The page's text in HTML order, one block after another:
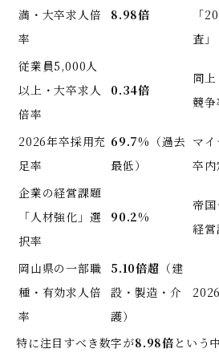
満・大卒求人倍
率
8.98倍
「
査」
従業員5,000人
以上・大卒求人
倍率
0.34倍
同
競争
2026年卒採用充
足率
69.7% （過去
最低）
マ
卒内
企業の経営課題
「人材強化」選
択率
90.2%
帝
経営
岡山県の一部職
種・有効求人倍
率
5.10倍超 （建
設・製造・介
護）
特に注目すべき数字が8.98倍 という